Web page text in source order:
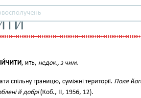
, ить, недок., з чим.
спільну границю, суміжні території. Поля
й добрі(Коб., II, 1956, 12).